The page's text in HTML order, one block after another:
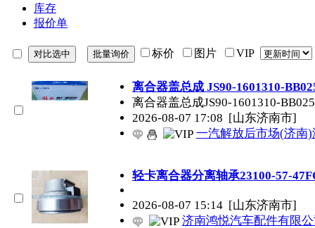
库存
报价单
标价 图片 VIP
离合器盖总成 JS90-1601310-
离合器盖总成JS90-1601310-
2026-08-07 17:08 [山东济南市]
一汽解放后市场(济南
轻卡离合器分离轴承23100-57-
2026-08-07 15:14 [山东济南市]
济南鸿悦汽车配件有限